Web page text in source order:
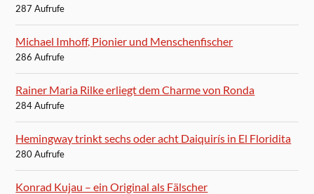
287 Aufrufe
Michael Imhoff, Pionier und Menschenfischer
286 Aufrufe
Rainer Maria Rilke erliegt dem Charme von Ronda
284 Aufrufe
Hemingway trinkt sechs oder acht Daiquirís in El Floridita
280 Aufrufe
Konrad Kujau – ein Original als Fälscher